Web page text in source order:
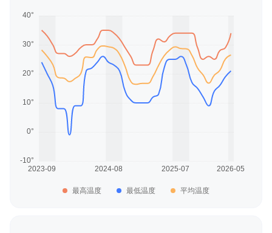
最高温度 最低温度 平均温度